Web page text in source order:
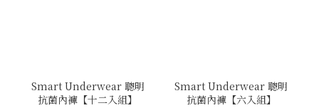
Smart Underwear 聰明
抗菌內褲【十二入組】
Smart Underwear 聰明
抗菌內褲【六入組】